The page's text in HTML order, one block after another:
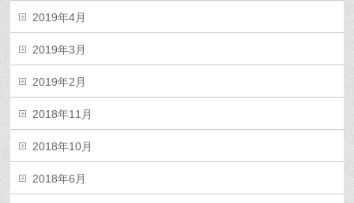
2019年4月
2019年3月
2019年2月
2018年11月
2018年10月
2018年6月